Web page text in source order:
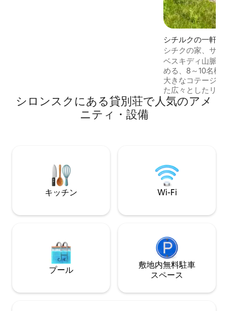
シチルクの一軒家
シチクの家、サウ
ベスキディ山脈の
める、8～10名様
大きなコテージ。
た広々としたリビ
過ごすのに最適
ア/ジャグジー、
高速Wi-Fiが快適
シロンスクにある貸別荘で人気のアメ
ニティ・設備
キッチン Wi-Fi
プール
敷地内無料駐⁠車
ス⁠ペ⁠ー⁠ス